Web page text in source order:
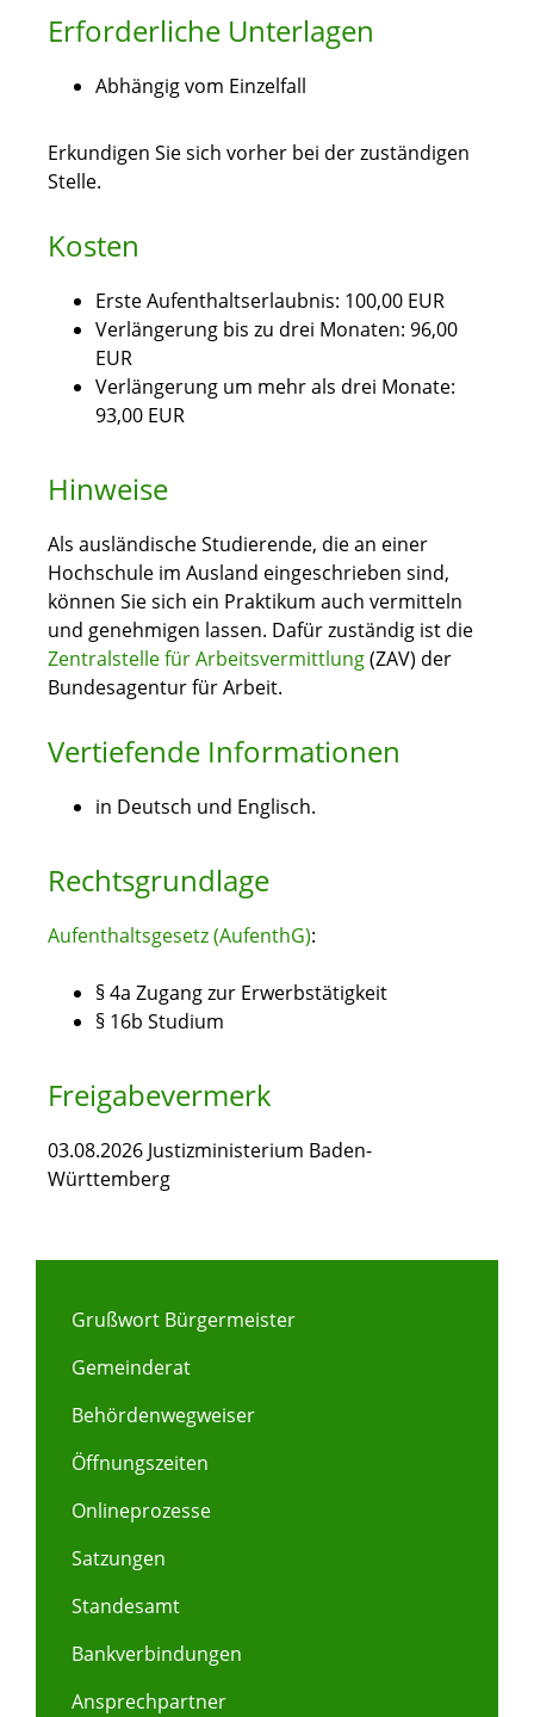
Erforderliche Unterlagen
Abhängig vom Einzelfall
Erkundigen Sie sich vorher bei der zuständigen
Stelle.
Kosten
Erste Aufenthaltserlaubnis: 100,00 EUR
Verlängerung bis zu drei Monaten: 96,00
EUR
Verlängerung um mehr als drei Monate:
93,00 EUR
Hinweise
Als ausländische Studierende, die an einer
Hochschule im Ausland eingeschrieben sind,
können Sie sich ein Praktikum auch vermitteln
und genehmigen lassen. Dafür zuständig ist die
Zentralstelle für Arbeitsvermittlung(ZAV) der
Bundesagentur für Arbeit.
Vertiefende Informationen
in Deutsch und Englisch.
Rechtsgrundlage
Aufenthaltsgesetz (AufenthG):
§ 4a Zugang zur Erwerbstätigkeit
§ 16b Studium
Freigabevermerk
03.08.2026 Justizministerium Baden-
Württemberg
Grußwort Bürgermeister
Gemeinderat
Behördenwegweiser
Öffnungszeiten
Onlineprozesse
Satzungen
Standesamt
Bankverbindungen
Ansprechpartner